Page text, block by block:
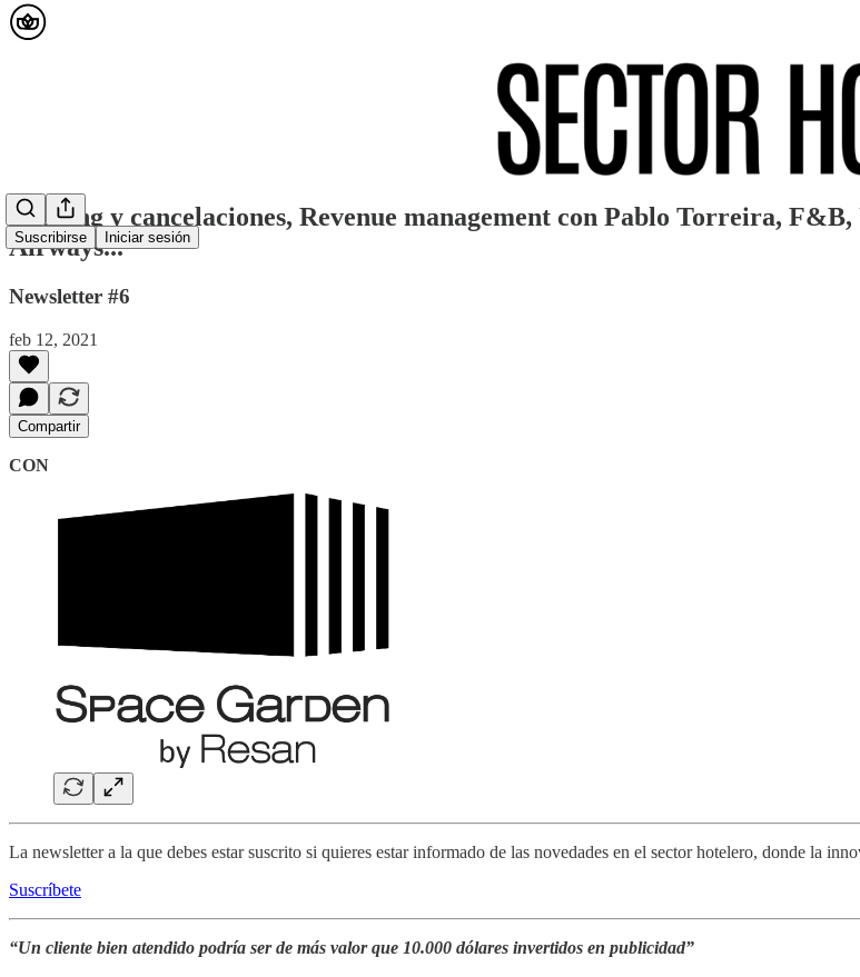
Suscribirse Iniciar sesión
Booking y cancelaciones, Revenue management con Pablo Torreira,
Airways...
Newsletter #6
feb 12, 2021
Compartir
CON
La newsletter a la que debes estar suscrito si quieres estar informado de las novedades en el sector hotelero, donde la
Suscríbete
“Un cliente bien atendido podría ser de más valor que 10.000 dólares invertidos en publicidad”